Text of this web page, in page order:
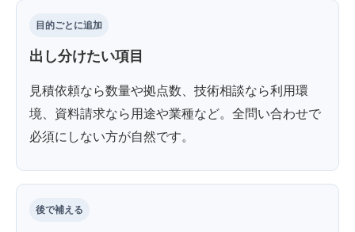
目的ごとに追加
出し分けたい項目
見積依頼なら数量や拠点数、技術相談なら利用環
境、資料請求なら用途や業種など。全問い合わせで
必須にしない方が自然です。
後で補える